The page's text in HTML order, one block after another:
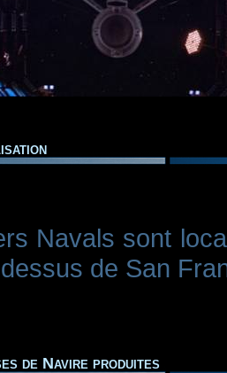
Navals sont
de San
de Navire produites